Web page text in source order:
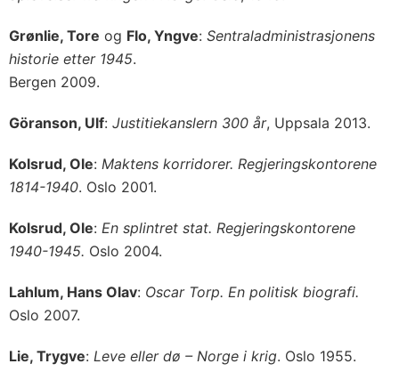
Grønlie, Tore og Flo, Yngve: Sentraladministrasjonens
historie etter 1945.
Bergen 2009.
Göranson, Ulf: Justitiekanslern 300 år, Uppsala 2013.
Kolsrud, Ole: Maktens korridorer. Regjeringskontorene
1814-1940. Oslo 2001.
Kolsrud, Ole: En splintret stat. Regjeringskontorene
1940-1945. Oslo 2004.
Lahlum, Hans Olav: Oscar Torp. En politisk biografi.
Oslo 2007.
Lie, Trygve: Leve eller dø – Norge i krig. Oslo 1955.